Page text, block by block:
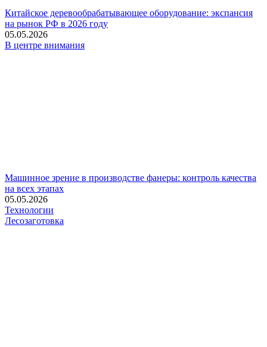
Китайское деревообрабатывающее оборудование: экспансия
на рынок РФ в 2026 году
05.05.2026
В центре внимания
Машинное зрение в производстве фанеры: контроль качества
на всех этапах
05.05.2026
Технологии
Лесозаготовка